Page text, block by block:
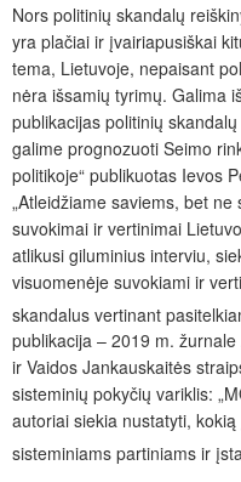
Nors politinių skandalų
yra plačiai ir įvairiapusiškai
tema, Lietuvoje, nepaisant
nėra išsamių tyrimų. Galima
publikacijas politinių
galime prognozuoti Seimo
politikoje“ publikuotas Ievos
„Atleidžiame saviems, bet
suvokimai ir vertinimai
atlikusi giluminius interviu,
visuomenėje suvokiami ir
skandalus vertinant
publikacija – 2019 m. žurnale
ir Vaidos Jankauskaitės
sisteminių pokyčių variklis:
autoriai siekia nustatyti,
sisteminiams partiniams ir